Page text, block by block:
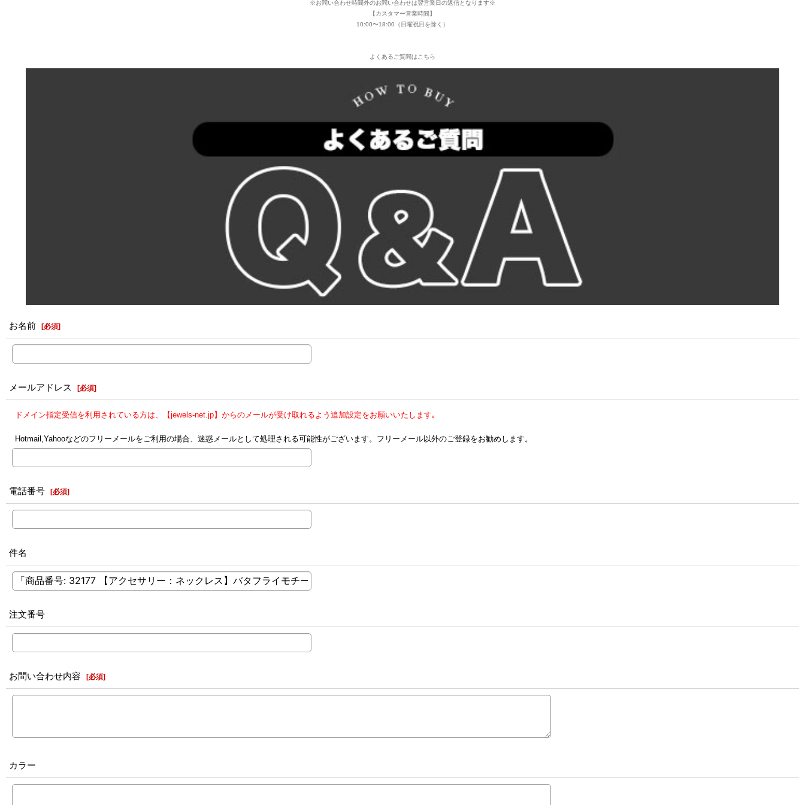
※お問い合わせ時間外のお問い合わせは翌営業日の返信となります※
【カスタマー営業時間】
10:00〜18:00（日曜祝日を除く）
よくあるご質問はこちら
お名前 必須]
メールアドレス 必須]
ドメイン指定受信を利用されている方は、【jewels-net.jp】からのメールが受け取れるよう追加設定をお願いいたします｡
Hotmail,Yahooなどのフリーメールをご利用の場合、迷惑メールとして処理される可能性がございます。フリーメール以外のご登録をお勧めします。
電話番号 必須]
件名
注文番号
お問い合わせ内容 必須]
カラー